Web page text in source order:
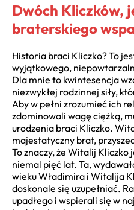
Dwóch Kliczków,
braterskiego
Historia braci Kliczko? To
wyjątkowego,
Dla mnie to kwintesencja
niezwykłej rodzinnej siły,
Aby w pełni zrozumieć ich
zdominowali wagę ciężką,
urodzenia braci Kliczko.
majestatyczny brat,
To znaczy, że Witalij Kliczko
niemal pięć lat. Ta,
wieku Władimira i Witalija
doskonale się uzupełniać.
upadłego i wspierali się w